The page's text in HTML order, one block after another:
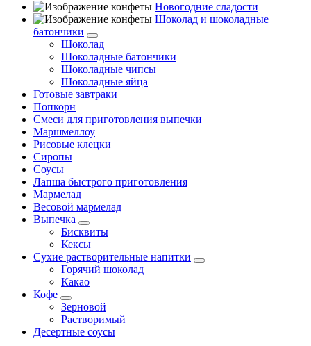
Новогодние сладости
Шоколад и шоколадные
батончики
Шоколад
Шоколадные батончики
Шоколадные чипсы
Шоколадные яйца
Готовые завтраки
Попкорн
Смеси для приготовления выпечки
Маршмеллоу
Рисовые клецки
Сиропы
Соусы
Лапша быстрого приготовления
Мармелад
Весовой мармелад
Выпечка
Бисквиты
Кексы
Сухие растворительные напитки
Горячий шоколад
Какао
Кофе
Зерновой
Растворимый
Десертные соусы